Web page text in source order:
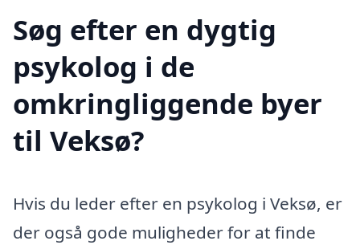
Søg efter en dygtig
psykolog i de
omkringliggende byer
til Veksø?
Hvis du leder efter en psykolog i Veksø, er
der også gode muligheder for at finde